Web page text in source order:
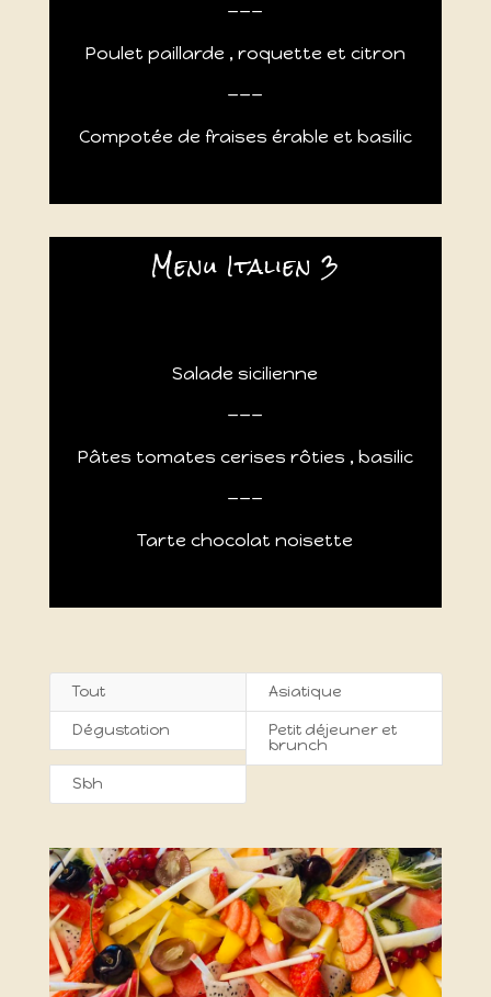
Poulet paillarde , roquette et citron
Compotée de fraises érable et basilic
Menu Italien 3
Salade sicilienne
Pâtes tomates cerises rôties , basilic
Tarte chocolat noisette
Tout Asiatique
Dégustation
Petit déjeuner et
brunch
Sbh